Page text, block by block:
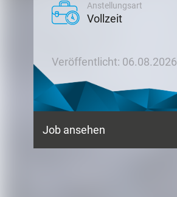
Anstellungsart
Vollzeit
Veröffentlicht: 06.08.2026
Job ansehen